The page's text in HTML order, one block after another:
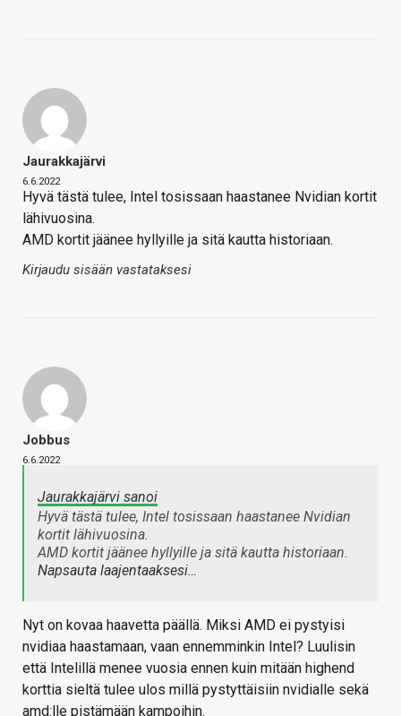
Jaurakkajärvi
6.6.2022
Hyvä tästä tulee, Intel tosissaan haastanee Nvidian kortit
lähivuosina.
AMD kortit jäänee hyllyille ja sitä kautta historiaan.
Kirjaudu sisään vastataksesi
Jobbus
6.6.2022
Jaurakkajärvi sanoi
Hyvä tästä tulee, Intel tosissaan haastanee Nvidian
kortit lähivuosina.
AMD kortit jäänee hyllyille ja sitä kautta historiaan.
Napsauta laajentaaksesi…
Nyt on kovaa haavetta päällä. Miksi AMD ei pystyisi
nvidiaa haastamaan, vaan ennemminkin Intel? Luulisin
että Intelillä menee vuosia ennen kuin mitään highend
korttia sieltä tulee ulos millä pystyttäisiin nvidialle sekä
amd:lle pistämään kampoihin.